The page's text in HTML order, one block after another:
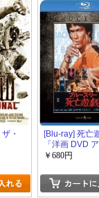
・
[Blu-ray] 死亡
「洋画 DVD
ン」
￥680円